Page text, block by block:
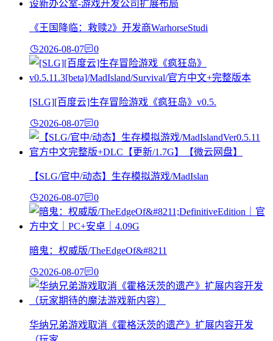
《王国降临：救赎2》开发商WarhorseStudi
2026-08-07 0
[SLG][百度云]生存冒险游戏《疯狂岛》v0.5.
2026-08-07 0
【SLG/官中/动态】生存模拟游戏/MadIslan
2026-08-07 0
暗鬼：权威版/TheEdgeOf&#8211
2026-08-07 0
华纳兄弟游戏取消《霍格沃茨的遗产》扩展内容开发